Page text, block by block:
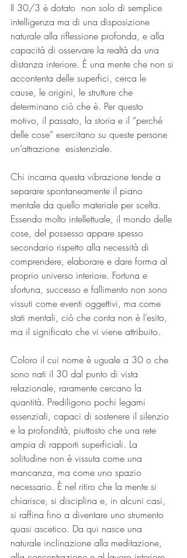
Il 30/3 è dotato  non solo di semplice
intelligenza ma di una disposizione
naturale alla riflessione profonda, e alla
capacità di osservare la realtà da una
distanza interiore. È una mente che non si
accontenta delle superfici, cerca le
cause, le origini, le strutture che
determinano ciò che è. Per questo
motivo, il passato, la storia e il “perché
delle cose” esercitano su queste persone
un’attrazione  esistenziale.
Chi incarna questa vibrazione tende a
separare spontaneamente il piano
mentale da quello materiale per scelta.
Essendo molto intellettuale, il mondo delle
cose, del possesso appare spesso
secondario rispetto alla necessità di
comprendere, elaborare e dare forma al
proprio universo interiore. Fortuna e
sfortuna, successo e fallimento non sono
vissuti come eventi oggettivi, ma come
stati mentali, ciò che conta non è l’esito,
ma il significato che vi viene attribuito.
Coloro il cui nome è uguale a 30 o che
sono nati il 30 dal punto di vista
relazionale, raramente cercano la
quantità. Prediligono pochi legami
essenziali, capaci di sostenere il silenzio
e la profondità, piuttosto che una rete
ampia di rapporti superficiali. La
solitudine non è vissuta come una
mancanza, ma come uno spazio
necessario. È nel ritiro che la mente si
chiarisce, si disciplina e, in alcuni casi,
si raffina fino a diventare uno strumento
quasi ascetico. Da qui nasce una
naturale inclinazione alla meditazione,